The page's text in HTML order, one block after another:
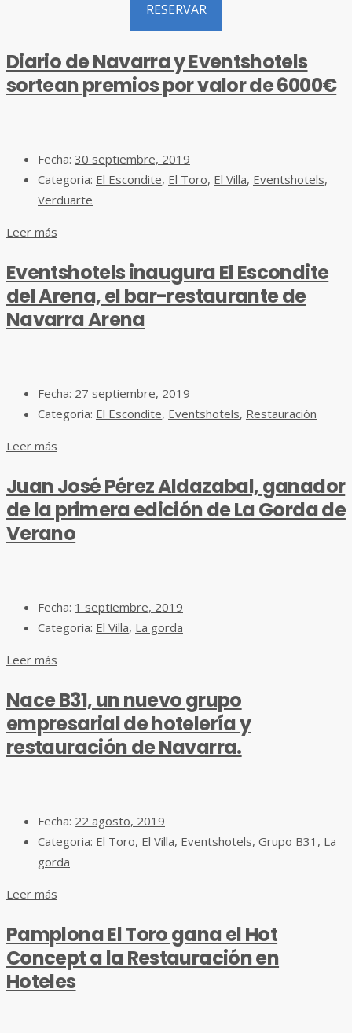
RESERVAR
Diario de Navarra y Eventshotels
sortean premios por valor de 6000€
Fecha: 30 septiembre, 2019
Categoria: El Escondite, El Toro, El Villa, Eventshotels,
Verduarte
Leer más
Eventshotels inaugura El Escondite
del Arena, el bar-restaurante de
Navarra Arena
Fecha: 27 septiembre, 2019
Categoria: El Escondite, Eventshotels, Restauración
Leer más
Juan José Pérez Aldazabal, ganador
de la primera edición de La Gorda de
Verano
Fecha: 1 septiembre, 2019
Categoria: El Villa, La gorda
Leer más
Nace B31, un nuevo grupo
empresarial de hotelería y
restauración de Navarra.
Fecha: 22 agosto, 2019
Categoria: El Toro, El Villa, Eventshotels, Grupo B31 , La
gorda
Leer más
Pamplona El Toro gana el Hot
Concept a la Restauración en
Hoteles